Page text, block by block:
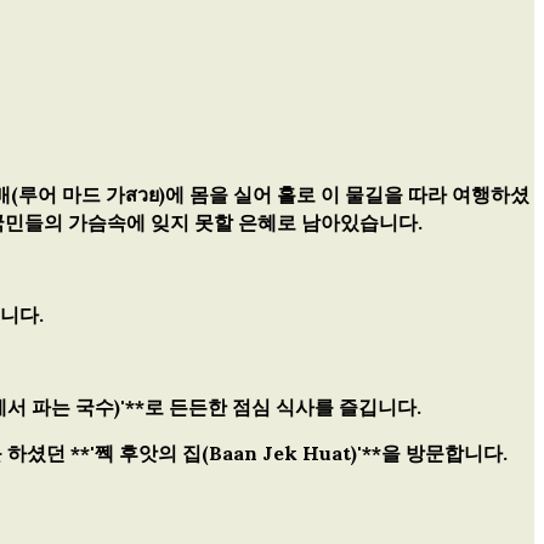
루어 마드 가สวย)에 몸을 실어 홀로 이 물길을 따라 여행하셨
들의 가슴속에 잊지 못할 은혜로 남아있습니다.
다.
파는 국수)'**로 든든한 점심 식사를 즐깁니다.
하셨던 **'쩩 후앗의 집(Baan Jek Huat)'**을 방문합니다.